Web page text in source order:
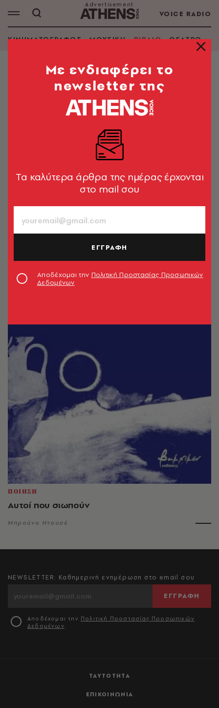
VOICE RADIO
ΚΙΝΗΜΑΤΟΓΡΑΦΟΣ ΜΟΥΣΙΚΗ ΒΙΒΛΙΟ ΘΕΑΤΡΟ -
ΜΠΡΟΥΝΟ ΝΤΟΥΣΕ
ΑΝΑΖΗΤΗΣΗ ΒΙΒΛΙΟΥ
ΠΟΙΗΣΗ
Αυτοί που σιωπούν
Μπρούνο Ντουσέ
ΤΑΥΤΟΤΗΤΑ
ΕΠΙΚΟΙΝΩΝΙΑ
NEWSLETTER: Καθημερινή ενημέρωση στο email σου
ΕΓΓΡΑΦΗ
Αποδέχομαι την Πολιτική Προστασίας Προσωπικών
Δεδομένων
Mε ενδιαφέρει το
newsletter της
Tα καλύτερα άρθρα της ημέρας έρχονται
στο mail σου
ΕΓΓΡΑΦΗ
Αποδέχομαι την Πολιτική Προστασίας Προσωπικών
Δεδομένων